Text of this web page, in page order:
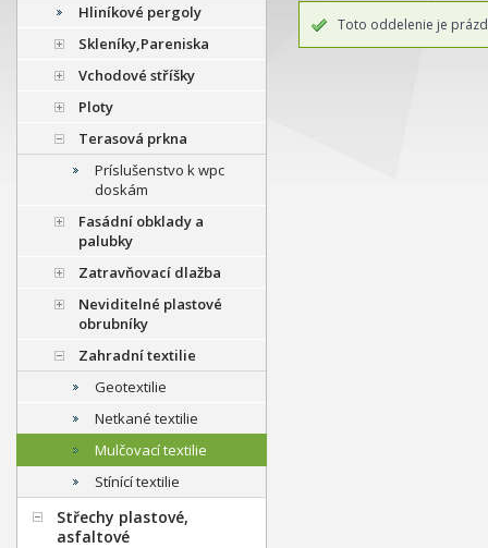
Toto oddelenie je
Hliníkové pergoly
Skleníky,Pareniska
Vchodové stříšky
Ploty
Terasová prkna
Príslušenstvo k wpc
doskám
Fasádní obklady a
palubky
Zatravňovací dlažba
Neviditelné plastové
obrubníky
Zahradní textilie
Geotextilie
Netkané textilie
Mulčovací textilie
Stínící textilie
Střechy plastové,
asfaltové